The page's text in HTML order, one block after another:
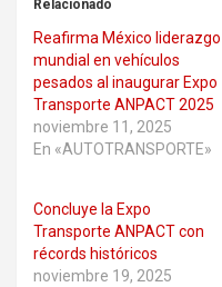
Relacionado
Reafirma México liderazgo
mundial en vehículos
pesados al inaugurar Expo
Transporte ANPACT 2025
noviembre 11, 2025
En «AUTOTRANSPORTE»
Concluye la Expo
Transporte ANPACT con
récords históricos
noviembre 19, 2025